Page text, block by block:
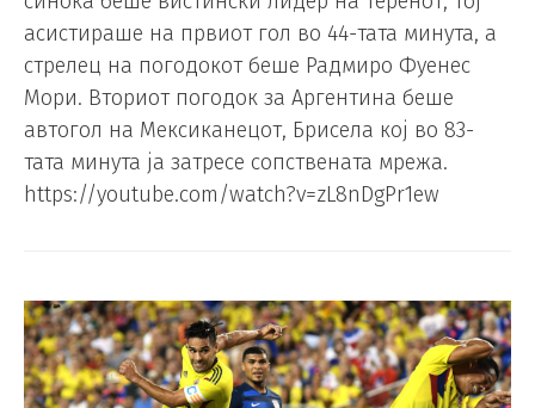
асистираше на првиот гол во 44-тата минута, а
стрелец на погодокот беше Радмиро Фуенес
Мори. Вториот погодок за Аргентина беше
автогол на Мексиканецот, Брисела кој во 83-
тата минута ја затресе сопствената мрежа.
https://youtube.com/watch?v=zL8nDgPr1ew